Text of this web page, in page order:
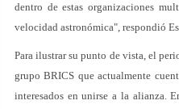
dentro de estas organizaciones
velocidad astronómica", respondió
Para ilustrar su punto de vista, el
grupo BRICS que actualmente
interesados en unirse a la alianza.